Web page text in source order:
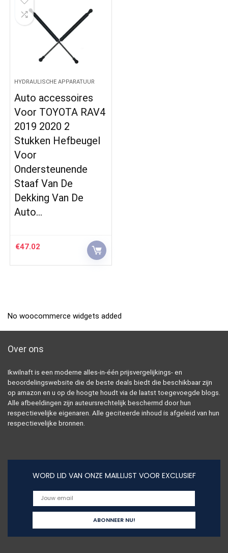
HYDRAULISCHE APPARATUUR
Auto accessoires
Voor TOYOTA RAV4
2019 2020 2
Stukken Hefbeugel
Voor
Ondersteunende
Staaf Van De
Dekking Van De
Auto…
€47.02
No woocommerce widgets added
Over ons
Ikwilnaft is een moderne alles-in-één prijsvergelijkings- en
beoordelingswebsite die de beste deals biedt die beschikbaar zijn
op amazon en u op de hoogte houdt via de laatst toegevoegde blogs.
Alle afbeeldingen zijn auteursrechtelijk beschermd door hun
respectievelijke eigenaren. Alle geciteerde inhoud is afgeleid van hun
respectievelijke bronnen.
WORD LID VAN ONZE MAILLIJST VOOR EXCLUSIEF